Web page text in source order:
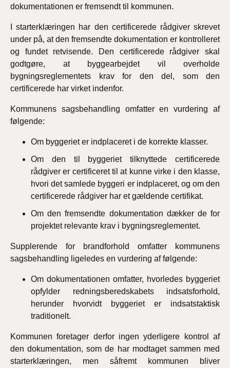
dokumentationen er fremsendt til kommunen.
I starterklæringen har den certificerede rådgiver skrevet
under på, at den fremsendte dokumentation er kontrolleret
og fundet retvisende. Den certificerede rådgiver skal
godtgøre, at byggearbejdet vil overholde
bygningsreglementets krav for den del, som den
certificerede har virket indenfor.
Kommunens sagsbehandling omfatter en vurdering af
følgende:
Om byggeriet er indplaceret i de korrekte klasser.
Om den til byggeriet tilknyttede certificerede
rådgiver er certificeret til at kunne virke i den klasse,
hvori det samlede byggeri er indplaceret, og om den
certificerede rådgiver har et gældende certifikat.
Om den fremsendte dokumentation dækker de for
projektet relevante krav i bygningsreglementet.
Supplerende for brandforhold omfatter kommunens
sagsbehandling ligeledes en vurdering af følgende:
Om dokumentationen omfatter, hvorledes byggeriet
opfylder redningsberedskabets indsatsforhold,
herunder hvorvidt byggeriet er indsatstaktisk
traditionelt.
Kommunen foretager derfor ingen yderligere kontrol af
den dokumentation, som de har modtaget sammen med
starterklæringen, men såfremt kommunen bliver